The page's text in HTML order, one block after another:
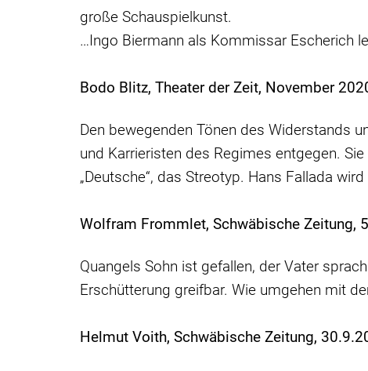
große Schauspielkunst.
…Ingo Biermann als Kommissar Escherich
Bodo Blitz, Theater der Zeit, November
Den bewegenden Tönen des Widerstands
und Karrieristen des Regimes entgegen.
„Deutsche“, das Streotyp. Hans Fallada
Wolfram Frommlet, Schwäbische Zeitung,
Quangels Sohn ist gefallen, der Vater
Erschütterung greifbar. Wie umgehen mit
Helmut Voith, Schwäbische Zeitung,